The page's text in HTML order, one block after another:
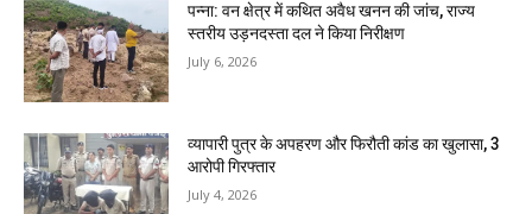
पन्ना: वन क्षेत्र में कथित अवैध खनन की जांच, राज्य
स्तरीय उड़नदस्ता दल ने किया निरीक्षण
July 6, 2026
व्यापारी पुत्र के अपहरण और फिरौती कांड का खुलासा, 3
आरोपी गिरफ्तार
July 4, 2026